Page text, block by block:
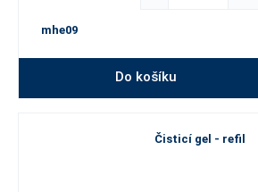
mhe09
Do košíku
Čisticí gel - refil